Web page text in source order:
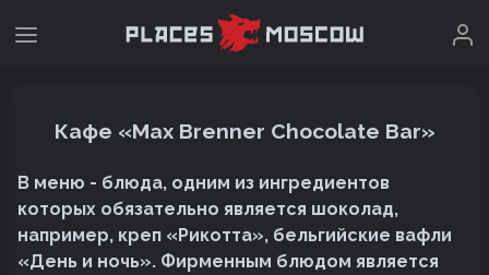
Кафе «Max Brenner Chocolate Bar»
В меню - блюда, одним из ингредиентов
которых обязательно является шоколад,
например, креп «Рикотта», бельгийские вафли
«День и ночь». Фирменным блюдом является